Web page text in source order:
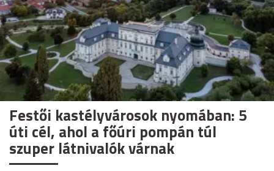
Festői kastélyvárosok nyomában: 5
úti cél, ahol a főúri pompán túl
szuper látnivalók várnak